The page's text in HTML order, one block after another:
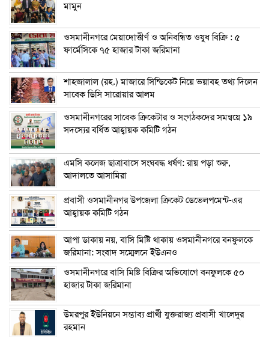
মামুন
ওসমানীনগরে মেয়াদোত্তীর্ণ ও অনিবন্ধিত ওষুধ বিক্রি : ৫
ফার্মেসিকে ৭৫ হাজার টাকা জরিমানা
শাহজালাল (রহ.) মাজারে সিন্ডিকেট নিয়ে ভয়াবহ তথ্য দিলেন
সাবেক ডিসি সারোয়ার আলম
ওসমানীনগরের সাবেক ক্রিকেটার ও সংগঠকদের সমন্বয়ে ১৯
সদস্যের বর্ধিত আহ্বায়ক কমিটি গঠন
এম‌সি কলেজ ছাত্রাবাসে সংঘবদ্ধ ধর্ষণ: রায় পড়া শুরু,
আদালতে আসামিরা
প্রবাসী ওসমানীনগর উপজেলা ক্রিকেট ডেভেলপমেন্ট-এর
আহ্বায়ক কমিটি গঠন
আপা ডাকায় নয়, বাসি মিষ্টি থাকায় ওসমানীনগরে বনফুলকে
জরিমানা: সংবাদ সম্মেলনে ইউএনও
ওসমানীনগরে বাসি মিষ্টি বিক্রির অভিযোগে বনফুলকে ৫০
হাজার টাকা জরিমানা
উমরপুর ইউনিয়নে সম্ভাব্য প্রার্থী যুক্তরাজ্য প্রবাসী খালেদুর
রহমান